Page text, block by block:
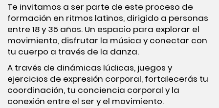
Te invitamos a ser parte de este proceso de
formación en ritmos latinos, dirigido a personas
entre 18 y 35 años. Un espacio para explorar el
movimiento, disfrutar la música y conectar con
tu cuerpo a través de la danza.
A través de dinámicas lúdicas, juegos y
ejercicios de expresión corporal, fortalecerás tu
coordinación, tu conciencia corporal y la
conexión entre el ser y el movimiento.